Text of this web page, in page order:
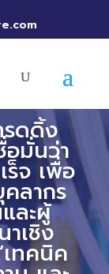
ดดิ้ง
อมั่นว่า
ร็จ เพื่อ
ลากร
ละผู้
เชิง
ทคนิค